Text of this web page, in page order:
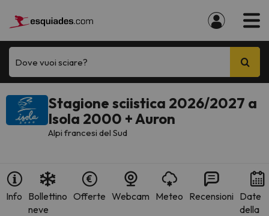
Dove vuoi sciare?
Stagione sciistica 2026/2027 a
Isola 2000 + Auron
Alpi francesi del Sud
Info Bollettino
neve
Offerte Webcam Meteo Recensioni Date
della